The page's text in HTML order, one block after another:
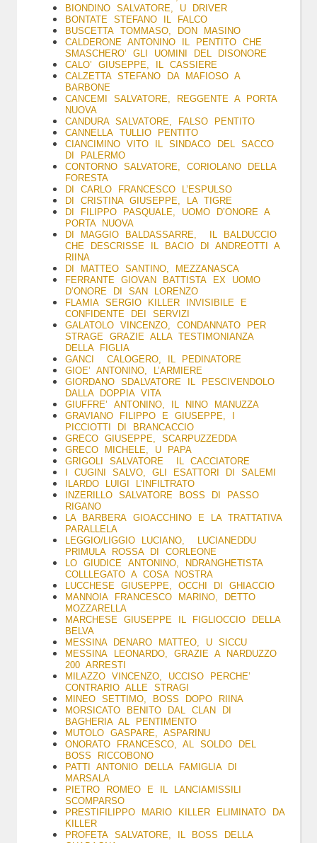
BIONDINO SALVATORE, U DRIVER
BONTATE STEFANO IL FALCO
BUSCETTA TOMMASO, DON MASINO
CALDERONE ANTONINO IL PENTITO CHE
SMASCHERO’ GLI UOMINI DEL DISONORE
CALO’ GIUSEPPE, IL CASSIERE
CALZETTA STEFANO DA MAFIOSO A
BARBONE
CANCEMI SALVATORE, REGGENTE A PORTA
NUOVA
CANDURA SALVATORE, FALSO PENTITO
CANNELLA TULLIO PENTITO
CIANCIMINO VITO IL SINDACO DEL SACCO
DI PALERMO
CONTORNO SALVATORE, CORIOLANO DELLA
FORESTA
DI CARLO FRANCESCO L’ESPULSO
DI CRISTINA GIUSEPPE, LA TIGRE
DI FILIPPO PASQUALE, UOMO D’ONORE A
PORTA NUOVA
DI MAGGIO BALDASSARRE, IL BALDUCCIO
CHE DESCRISSE IL BACIO DI ANDREOTTI A
RIINA
DI MATTEO SANTINO, MEZZANASCA
FERRANTE GIOVAN BATTISTA EX UOMO
D’ONORE DI SAN LORENZO
FLAMIA SERGIO KILLER INVISIBILE E
CONFIDENTE DEI SERVIZI
GALATOLO VINCENZO, CONDANNATO PER
STRAGE GRAZIE ALLA TESTIMONIANZA
DELLA FIGLIA
GANCI CALOGERO, IL PEDINATORE
GIOE’ ANTONINO, L’ARMIERE
GIORDANO SDALVATORE IL PESCIVENDOLO
DALLA DOPPIA VITA
GIUFFRE’ ANTONINO, IL NINO MANUZZA
GRAVIANO FILIPPO E GIUSEPPE, I
PICCIOTTI DI BRANCACCIO
GRECO GIUSEPPE, SCARPUZZEDDA
GRECO MICHELE, U PAPA
GRIGOLI SALVATORE IL CACCIATORE
I CUGINI SALVO, GLI ESATTORI DI SALEMI
ILARDO LUIGI L’INFILTRATO
INZERILLO SALVATORE BOSS DI PASSO
RIGANO
LA BARBERA GIOACCHINO E LA TRATTATIVA
PARALLELA
LEGGIO/LIGGIO LUCIANO, LUCIANEDDU
PRIMULA ROSSA DI CORLEONE
LO GIUDICE ANTONINO, NDRANGHETISTA
COLLLEGATO A COSA NOSTRA
LUCCHESE GIUSEPPE, OCCHI DI GHIACCIO
MANNOIA FRANCESCO MARINO, DETTO
MOZZARELLA
MARCHESE GIUSEPPE IL FIGLIOCCIO DELLA
BELVA
MESSINA DENARO MATTEO, U SICCU
MESSINA LEONARDO, GRAZIE A NARDUZZO
200 ARRESTI
MILAZZO VINCENZO, UCCISO PERCHE’
CONTRARIO ALLE STRAGI
MINEO SETTIMO, BOSS DOPO RIINA
MORSICATO BENITO DAL CLAN DI
BAGHERIA AL PENTIMENTO
MUTOLO GASPARE, ASPARINU
ONORATO FRANCESCO, AL SOLDO DEL
BOSS RICCOBONO
PATTI ANTONIO DELLA FAMIGLIA DI
MARSALA
PIETRO ROMEO E IL LANCIAMISSILI
SCOMPARSO
PRESTIFILIPPO MARIO KILLER ELIMINATO DA
KILLER
PROFETA SALVATORE, IL BOSS DELLA